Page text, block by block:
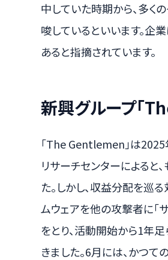
中していた時期から、多く
唆しているといいます。企
あると指摘されています。
新興グループ「
「The Gentlemen」は
リサーチセンターによると
た。しかし、収益分配を巡
ムウェアを他の攻撃者に「
をとり、活動開始から1年
きました。6月には、かつ